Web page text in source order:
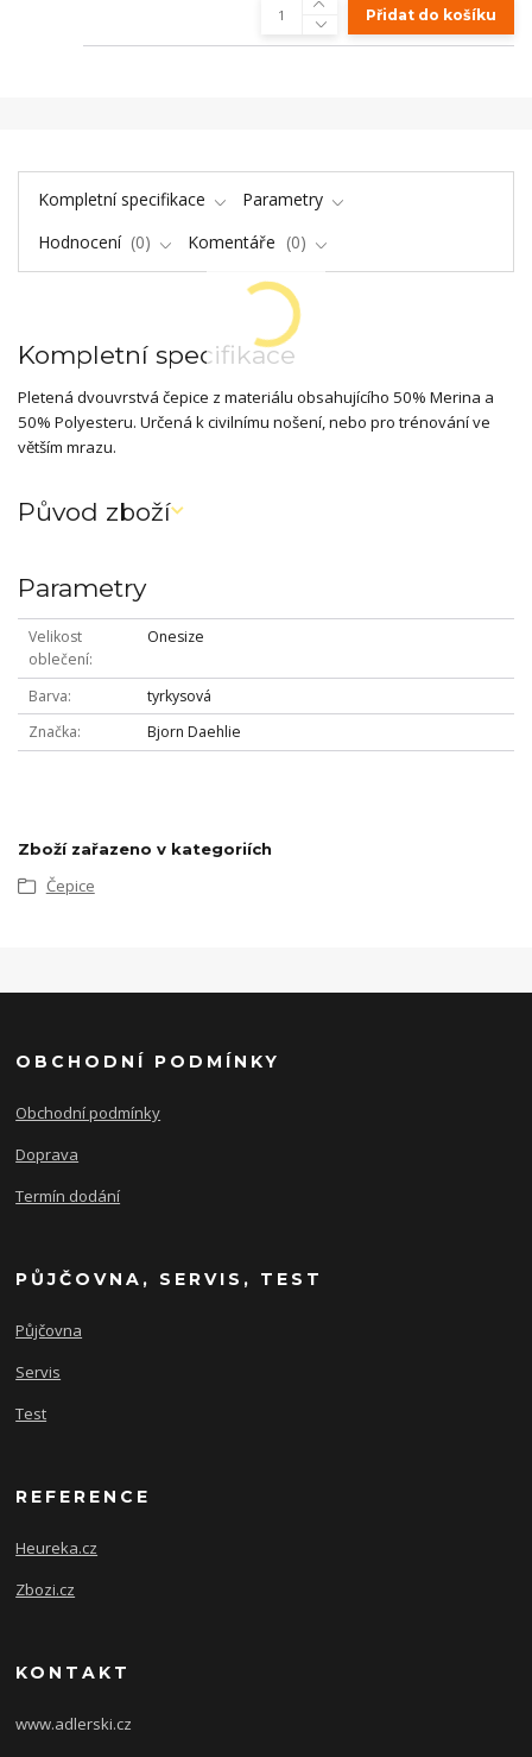
Přidat do košíku
Kompletní specifikace
Parametry
Hodnocení
0 Komentáře 0
Kompletní specifikace
Pletená dvouvrstvá čepice z materiálu obsahujícího 50% Merina a
50% Polyesteru. Určená k civilnímu nošení, nebo pro trénování ve
větším mrazu.
Původ zboží
Parametry
Velikost
oblečení
Onesize
Barva
tyrkysová
Značka
Bjorn Daehlie
Zboží zařazeno v kategoriích
Čepice
OBCHODNÍ PODMÍNKY
Obchodní podmínky
Doprava
Termín dodání
PŮJČOVNA, SERVIS, TEST
Půjčovna
Servis
Test
REFERENCE
Heureka.cz
Zbozi.cz
KONTAKT
www.adlerski.cz